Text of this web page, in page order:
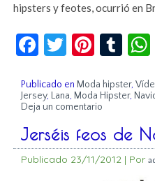
hipsters y feotes, ocurrió en
Facebook
Twitter
Publicado en Moda hipster,
Jersey, Lana, Moda Hipster,
Deja un comentario
Jerséis feos de
Publicado 23/11/2012 | Por